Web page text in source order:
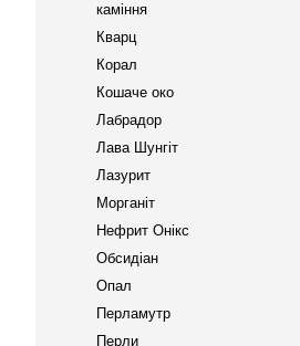
каміння
Кварц
Корал
Кошаче око
Лабрадор
Лава Шунгіт
Лазурит
Морганіт
Нефрит Онікс
Обсидіан
Опал
Перламутр
Перли